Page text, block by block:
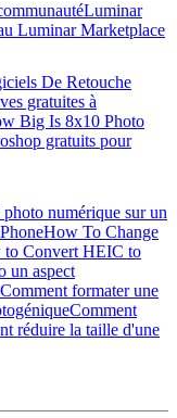
Luminar
Luminar Marketplace
De Retouche
gratuites à
Big Is 8x10 Photo
gratuits pour
numérique sur un
How To Change
to Convert HEIC to
un aspect
Comment formater une
Comment
réduire la taille d'une